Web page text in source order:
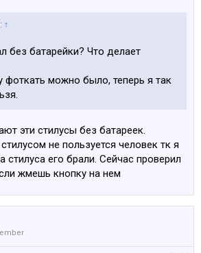
↑
без батарейки? Что делает
фоткать можно было, теперь я так
эти стилусы без батареек.
не пользуется человек тк я
стилуса его брали. Сейчас проверил
жмешь кнопку на нем